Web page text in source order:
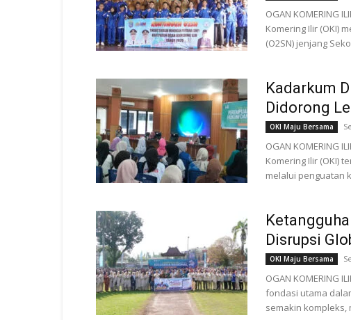
OGAN KOMERING
Komering Ilir (OKI)
(O2SN) jenjang
Kadarkum
Didorong
OKI Maju Bersama
OGAN KOMERING
Komering Ilir (OKI)
melalui penguatan
Disrupsi
OKI Maju Bersama
OGAN KOMERING
fondasi utama
semakin kompleks,